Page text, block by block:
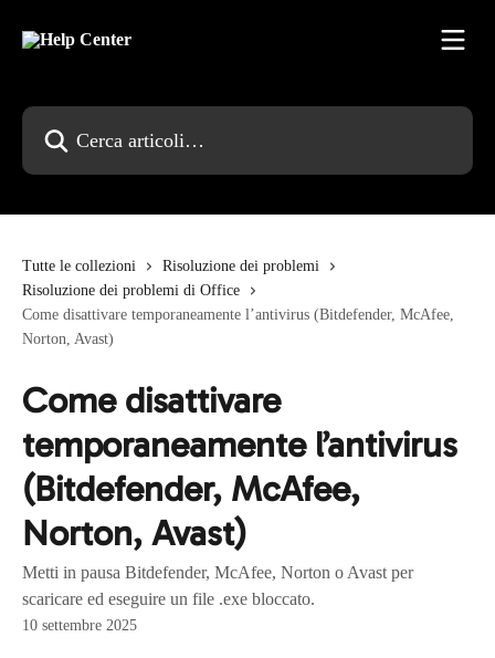
Cerca articoli…
Tutte le collezioni
Risoluzione dei problemi
Risoluzione dei problemi di Office
Come disattivare temporaneamente l’antivirus (Bitdefender, McAfee,
Norton, Avast)
Come disattivare
temporaneamente l’antivirus
(Bitdefender, McAfee,
Norton, Avast)
Metti in pausa Bitdefender, McAfee, Norton o Avast per
scaricare ed eseguire un file .exe bloccato.
10 settembre 2025